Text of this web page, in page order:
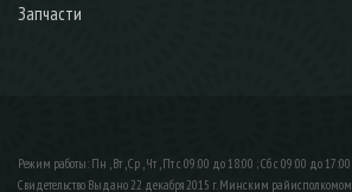
Запчасти
Режим работы: Пн , Вт , Ср , Чт , Пт c 09:00 до 18:00 ; Сб c 09:00 до 17:00
Свидетельство Выдано 22 декабря 2015 г. Минским райисполкомом